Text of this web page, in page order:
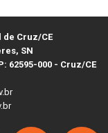
Cruz/CE
SN
62595-000 - Cruz/CE